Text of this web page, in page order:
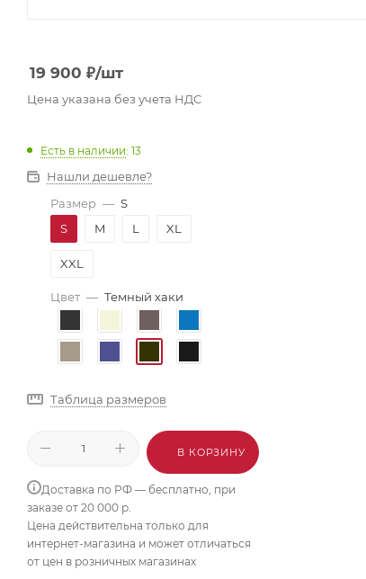
19 900 ₽/шт
Цена указана без учета НДС
Есть в наличии: 13
Нашли дешевле?
Размер — S
S
M L XL
XXL
Цвет — Темный хаки
Таблица размеров
В КОРЗИНУ
Доставка по РФ — бесплатно, при
заказе от 20 000 р.
Цена действительна только для
интернет-магазина и может отличаться
от цен в розничных магазинах